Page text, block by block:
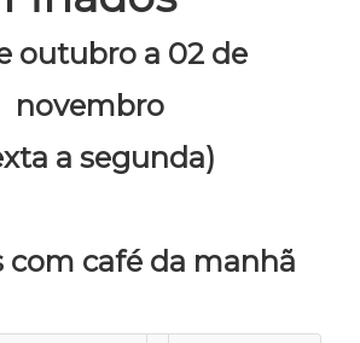
outubro a 02 de
novembro
a segunda)
com café da manhã